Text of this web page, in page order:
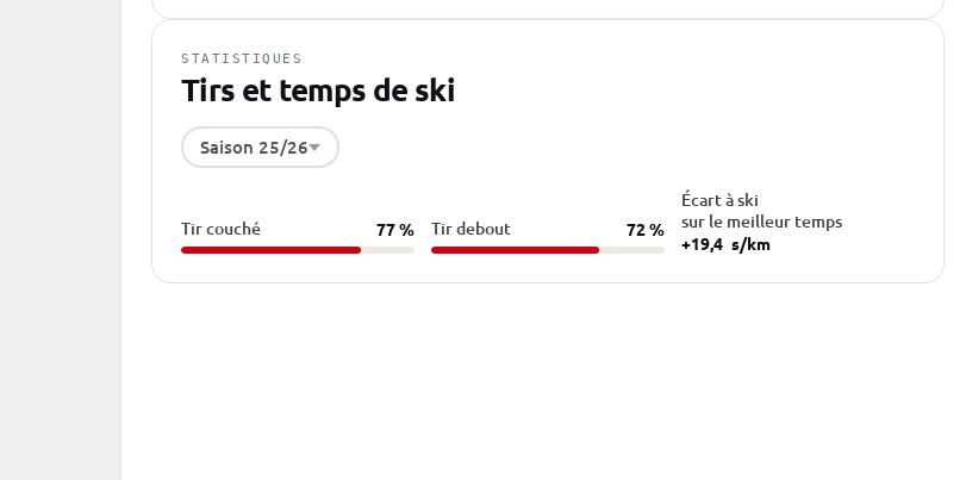
STATISTIQUES
Tirs et temps de ski
Saison 25/26
Tir couché 77 % Tir debout 72 %
Écart à ski
sur le meilleur temps
+19,4 s/km